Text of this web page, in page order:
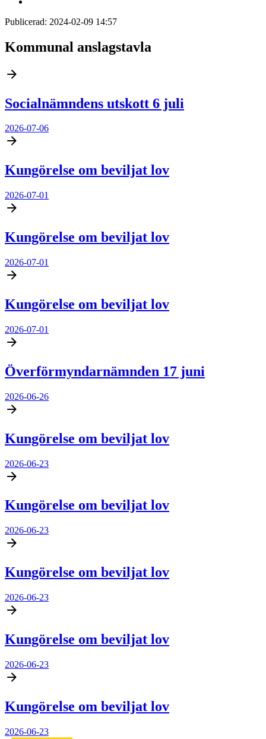
Publicerad: 2024-02-09 14:57
Kommunal anslagstavla
Socialnämndens utskott 6 juli
2026-07-06
Kungörelse om beviljat lov
2026-07-01
Kungörelse om beviljat lov
2026-07-01
Kungörelse om beviljat lov
2026-07-01
Överförmyndarnämnden 17 juni
2026-06-26
Kungörelse om beviljat lov
2026-06-23
Kungörelse om beviljat lov
2026-06-23
Kungörelse om beviljat lov
2026-06-23
Kungörelse om beviljat lov
2026-06-23
Kungörelse om beviljat lov
2026-06-23